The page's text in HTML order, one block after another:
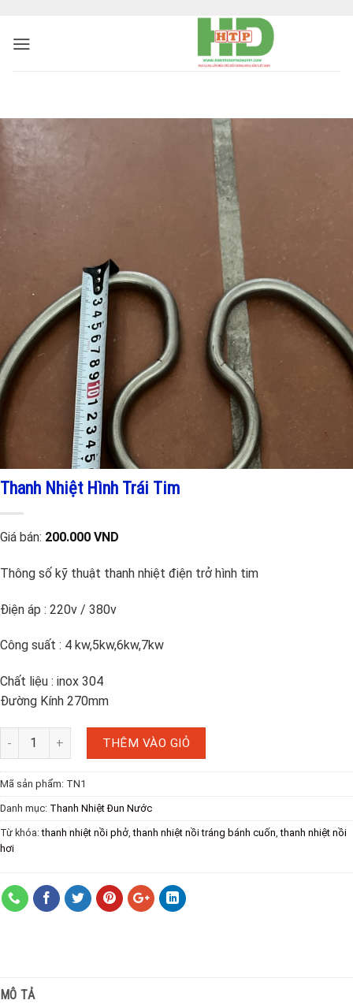
Thanh Nhiệt Hình Trái Tim
Giá bán: 200.000 VND
Thông số kỹ thuật thanh nhiệt điện trở hình tim
Điện áp : 220v / 380v
Công suất : 4 kw,5kw,6kw,7kw
Chất liệu : inox 304
Đường Kính 270mm
THÊM VÀO GIỎ
Mã sản phẩm: TN1
Danh mục: Thanh Nhiệt Đun Nước
Từ khóa:thanh nhiệt nồi phở ,thanh nhiệt nồi tráng bánh cuốn ,thanh nhiệt nồi
hơi
MÔ TẢ